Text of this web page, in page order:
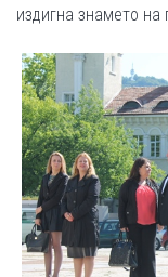
издигна знамето